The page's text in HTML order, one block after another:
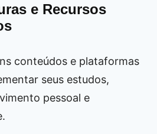
e Recursos
conteúdos e plataformas
seus estudos,
pessoal e